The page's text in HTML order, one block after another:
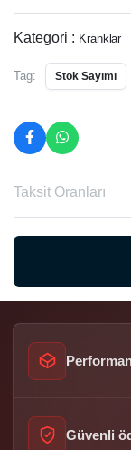
Kategori : Kranklar
Tag: Stok Sayımı
Taksit Oranları
Güvenli